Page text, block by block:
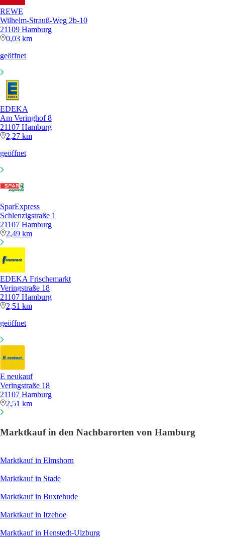
REWE
Wilhelm-Strauß-Weg 2b-10
21109 Hamburg
0,03 km
geöffnet
EDEKA
Am Veringhof 8
21107 Hamburg
2,27 km
geöffnet
SparExpress
Schlenzigstraße 1
21107 Hamburg
2,49 km
EDEKA Frischemarkt
Veringstraße 18
21107 Hamburg
2,51 km
geöffnet
E neukauf
Veringstraße 18
21107 Hamburg
2,51 km
Marktkauf in den Nachbarorten von Hamburg
Marktkauf in Elmshorn
Marktkauf in Stade
Marktkauf in Buxtehude
Marktkauf in Itzehoe
Marktkauf in Henstedt-Ulzburg